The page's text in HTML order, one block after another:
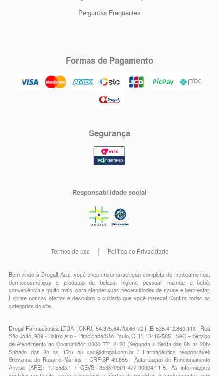
Perguntas Frequentes
Formas de Pagamento
Segurança
Responsabilidade social
Termos de uso Política de Privacidade
Bem-vindo à Drogal! Aqui, você encontra uma seleção completa demedicamentos
dermocosméticos e produtos de beleza,higiene pessoal,mamãe e bebê
conveniênciae muito mais, para atender suas necessidades de saúde e bem-estar.
Explore nossas ofertas e descubra o cuidado que você merece!Confira todas as
categorias do site.
Drogal Farmacêutica LTDA | CNPJ: 54.375.647/0066-72 | IE: 535.412.860.113 | Rua
São João, 909 - Bairro Alto - Piracicaba/São Paulo, CEP: 13416-585 | SAC – Serviço
de Atendimento ao Consumidor: 0800 771 2120 (Segunda à Sexta das 8h às 20h/
Sábado das 8h às 15h) ou sac@drogal.com.br/ Farmacêutica responsável:
Giovanna do Rosario Martins – CRF/SP 49.855 | Autorização de Funcionamento
Anvisa (AFE): 7.15583.1 / CEVS: 353870901-477-000047-1-5. As informações